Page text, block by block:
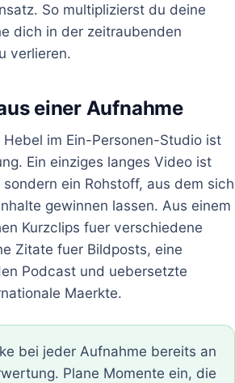
So multiplizierst du deine
dich in der zeitraubenden
verlieren.
einer Aufnahme
im Ein-Personen-Studio ist
Ein einziges langes Video ist
ein Rohstoff, aus dem sich
gewinnen lassen. Aus einem
Kurzclips fuer verschiedene
Zitate fuer Bildposts, eine
Podcast und uebersetzte
Maerkte.
bei jeder Aufnahme bereits an
Plane Momente ein, die